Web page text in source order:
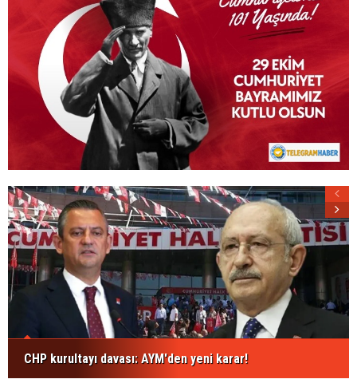
CHP kurultayı davası: AYM'den yeni karar!